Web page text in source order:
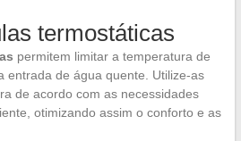
termostáticas
permitem limitar a temperatura de
entrada de água quente. Utilize-as
de acordo com as necessidades
otimizando assim o conforto e as